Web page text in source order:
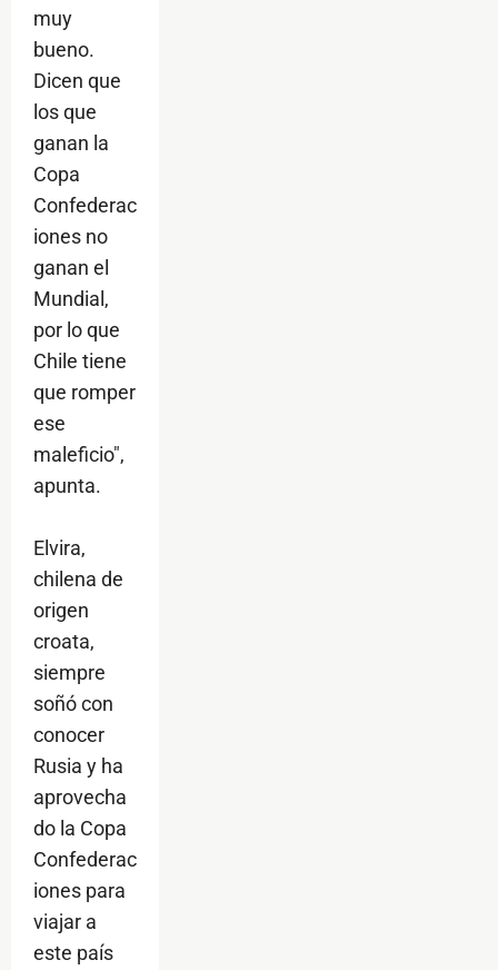
muy
bueno.
Dicen que
los que
ganan la
Copa
Confederac
iones no
ganan el
Mundial,
por lo que
Chile tiene
que romper
ese
maleficio",
apunta.
Elvira,
chilena de
origen
croata,
siempre
soñó con
conocer
Rusia y ha
aprovecha
do la Copa
Confederac
iones para
viajar a
este país